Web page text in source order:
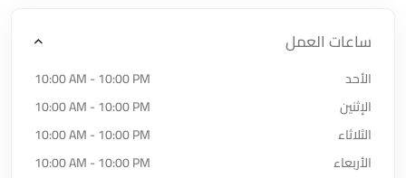
ساعات العمل
الأحد
10:00 AM - 10:00 PM
الإثنين
10:00 AM - 10:00 PM
الثلاثاء
10:00 AM - 10:00 PM
الأربعاء
10:00 AM - 10:00 PM